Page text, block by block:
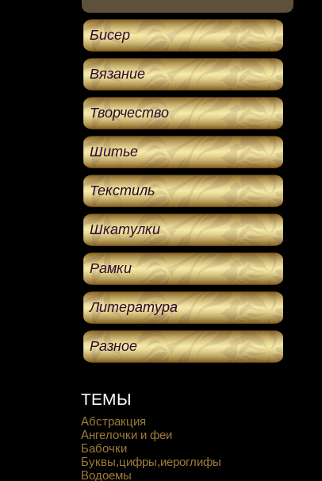
Бисер
Вязание
Творчество
Шитье
Текстиль
Шкатулки
Рамки
Литература
Разное
ТЕМЫ
Абстракция
Ангелочки и феи
Бабочки
Буквы,цифры,иероглифы
Водоемы